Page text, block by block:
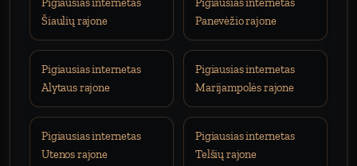
Šiaulių rajone
Panevėžio rajone
Pigiausias internetas
Alytaus rajone
Pigiausias internetas
Marijampolės rajone
Pigiausias internetas
Utenos rajone
Pigiausias internetas
Telšių rajone